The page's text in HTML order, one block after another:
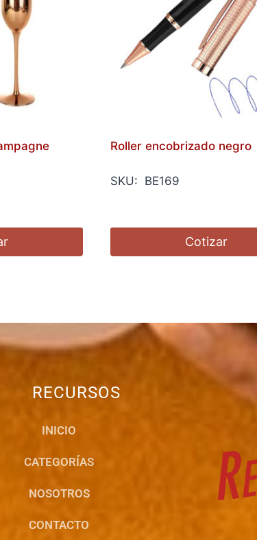
Roller encobrizado negro
SKU: BE169
Cotizar
RECURSOS
INICIO
CATEGORÍAS
NOSOTROS
CONTACTO